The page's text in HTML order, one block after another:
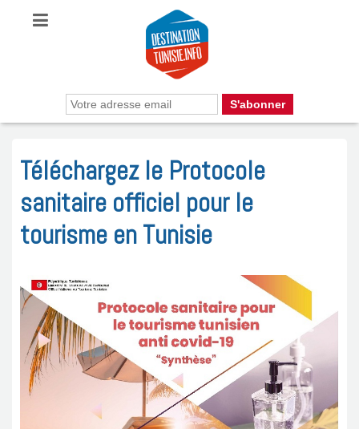
Téléchargez le Protocole
sanitaire officiel pour le
tourisme en Tunisie